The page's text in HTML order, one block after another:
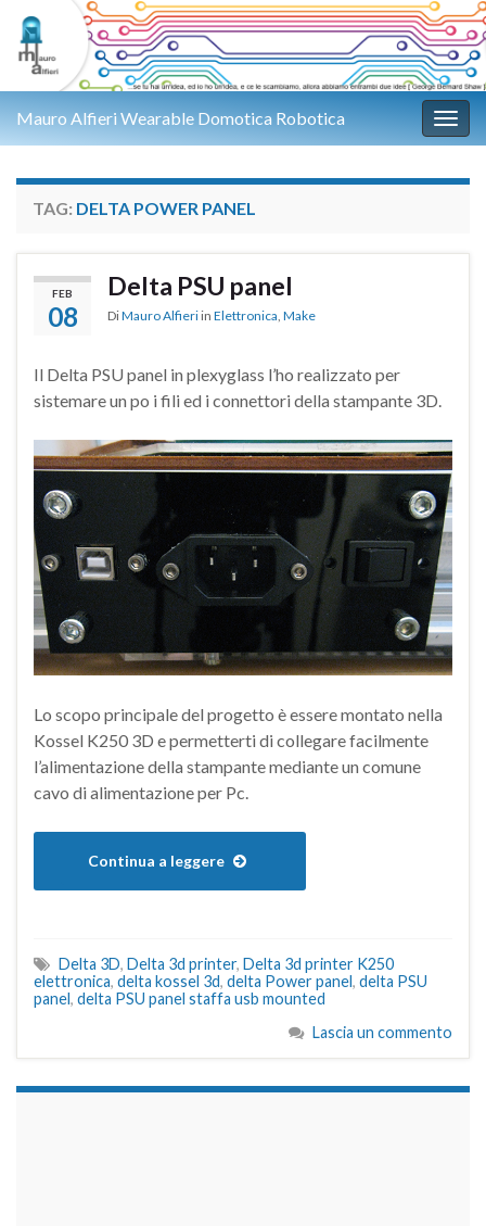
Mauro Alfieri Wearable Domotica Robotica
TAG: DELTA POWER PANEL
FEB
08
Delta PSU panel
DiMauro Alfieri in Elettronica, Make
Il Delta PSU panel in plexyglass l’ho realizzato per
sistemare un po i fili ed i connettori della stampante 3D.
Lo scopo principale del progetto è essere montato nella
Kossel K250 3D e permetterti di collegare facilmente
l’alimentazione della stampante mediante un comune
cavo di alimentazione per Pc.
Continua a leggere
Delta 3D, Delta 3d printer, Delta 3d printer K250
elettronica, delta kossel 3d, delta Power panel, delta PSU
panel, delta PSU panel staffa usb mounted
Lascia un commento